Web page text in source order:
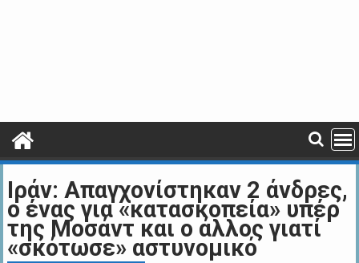
Ιράν: Απαγχονίστηκαν 2 άνδρες,
ο ένας για «κατασκοπεία» υπέρ
της Μοσάντ και ο άλλος γιατί
«σκότωσε» αστυνομικό